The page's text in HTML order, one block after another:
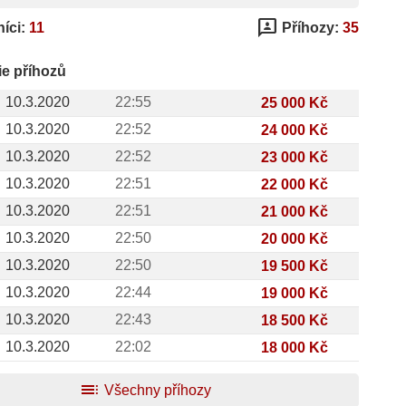
11 3p Příhozy: 35
příhozů
10.3.2020
22:55
25 000 Kč
10.3.2020
22:52
24 000 Kč
10.3.2020
22:52
23 000 Kč
10.3.2020
22:51
22 000 Kč
10.3.2020
22:51
21 000 Kč
10.3.2020
22:50
20 000 Kč
10.3.2020
22:50
19 500 Kč
10.3.2020
22:44
19 000 Kč
10.3.2020
22:43
18 500 Kč
10.3.2020
22:02 18 000 Kč
toc Všechny příhozy